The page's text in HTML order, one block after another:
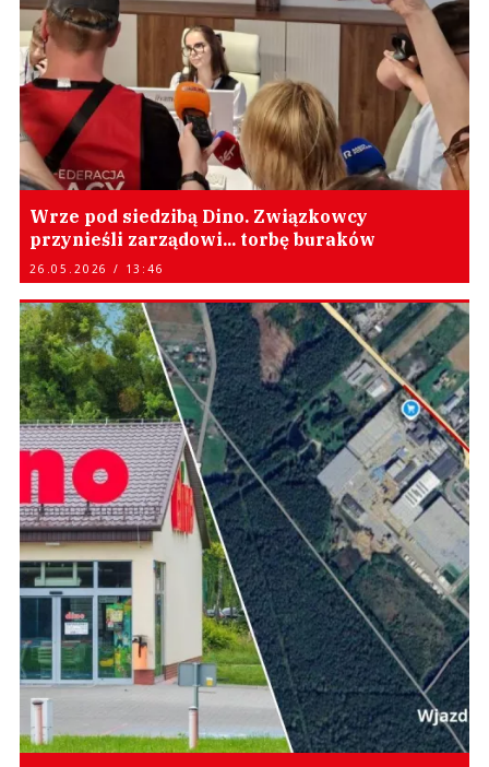
Wrze pod siedzibą Dino. Związkowcy
przynieśli zarządowi... torbę buraków
26.05.2026 / 13:46